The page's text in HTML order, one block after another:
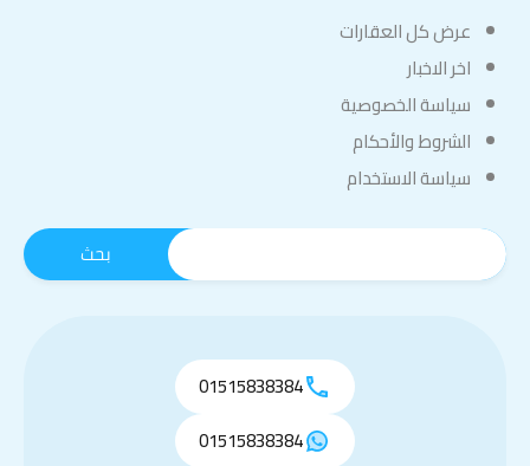
عرض كل العقارات
اخر الاخبار
سياسة الخصوصية
الشروط والأحكام
سياسة الاستخدام
01515838384
01515838384